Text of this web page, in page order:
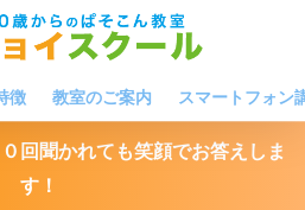
徴 教室のご案内 スマートフォン
回聞かれても笑顔でお答えしま
す！